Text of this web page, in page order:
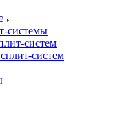
системы
систем
систем